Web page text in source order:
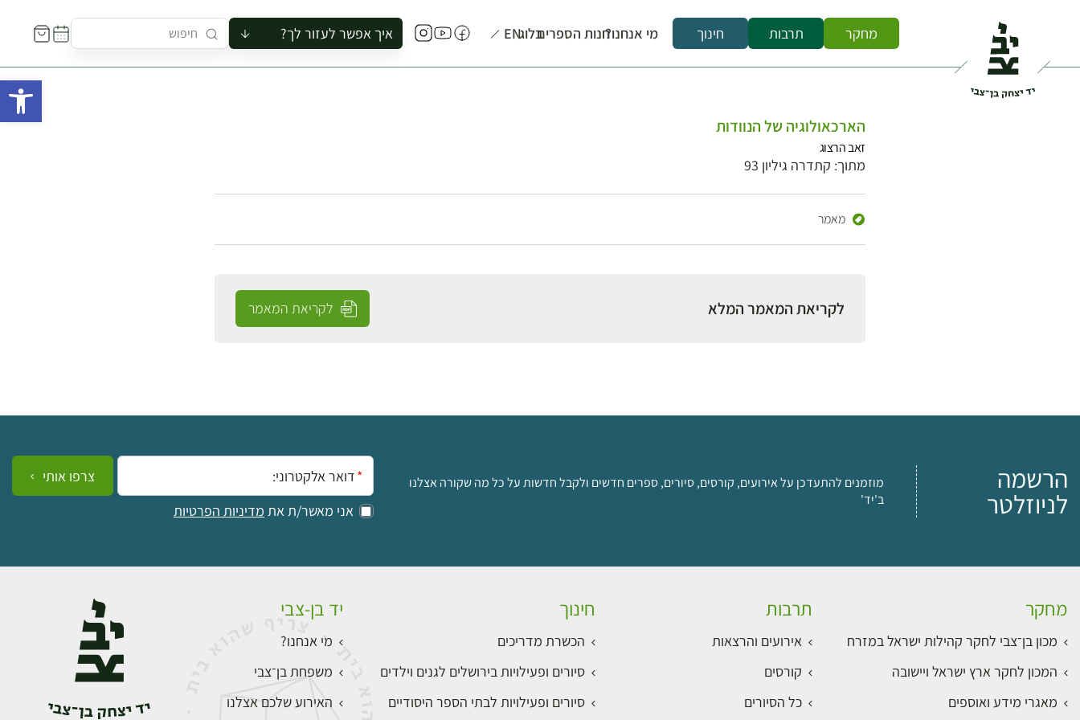
מחקר תרבות חינוך מי אנחנו?חנות הספריםבלוגEN איך אפשר לעזור לך?
להזמין סיור לקבוצה
הארכאולוגיה של הנוודות
זאב הרצוג
מתוך: קתדרה גיליון 93
מאמר
לקריאת המאמר המלא לקריאת המאמר
הרשמה
לניוזלטר
מוזמנים להתעדכן על אירועים, קורסים, סיורים, ספרים חדשים ולקבל חדשות על כל מה שקורה אצלנו
ב'יד'
אימייל:
אני מאשר/ת את מדיניות הפרטיות
צרפו אותי
מחקר
מכון בן־צבי לחקר קהילות ישראל במזרח
המכון לחקר ארץ ישראל ויישובה
מאגרי מידע ואוספים
תרבות
אירועים והרצאות
קורסים
כל הסיורים
חינוך
הכשרת מדריכים
סיורים ופעילויות בירושלים לגנים וילדים
סיורים ופעילויות לבתי הספר היסודיים
יד בן-צבי
מי אנחנו?
משפחת בן־צבי
האירוע שלכם אצלנו